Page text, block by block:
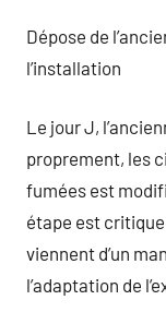
Dépose de
l’installation
Le jour J,
proprement, les
fumées est
étape est
viennent d’un
l’adaptation de